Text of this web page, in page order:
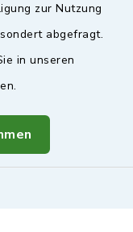
zur Nutzung
abgefragt.
in unseren